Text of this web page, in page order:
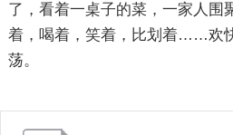
了，看着一桌子的菜，一家人围
着，喝着，笑着，比划着……欢
荡。